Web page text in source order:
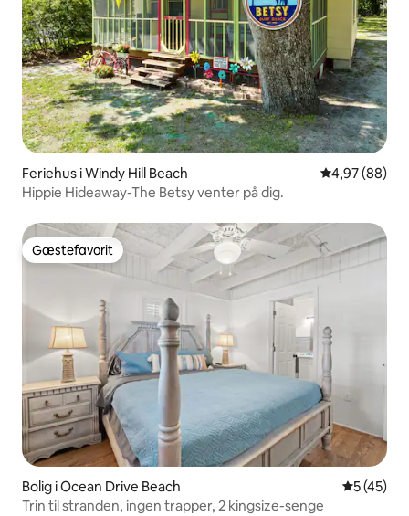
Feriehus i Windy Hill Beach 4,97 ud af 5 i
4,97 (88)
Hippie Hideaway-The Betsy venter på dig.
Gæstefavorit
Gæstefavorit
Bolig i Ocean Drive Beach 5 ud af 5 i
5 (45)
Trin til stranden, ingen trapper, 2 kingsize-senge